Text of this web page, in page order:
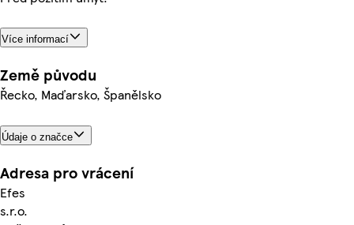
Více informací
Země původu
Řecko, Maďarsko, Španělsko
Údaje o značce
Adresa pro vrácení
Efes
s.r.o.